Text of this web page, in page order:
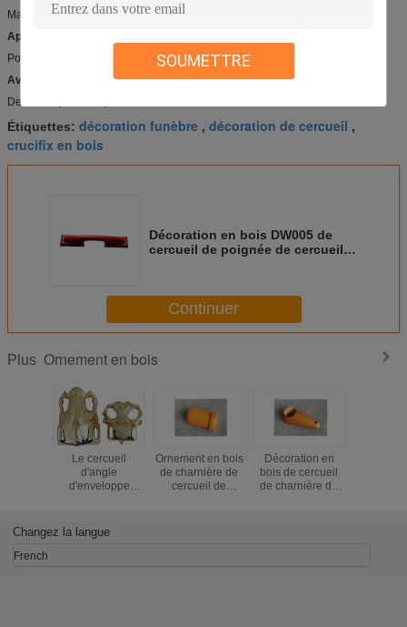
SOUMETTRE
Matériel : chêne ou hêtre
Applications :
Poignée de cercueil
Avantage compétitif :
De haute qualité et prix concurrentiel
Étiquettes: décoration funèbre , décoration de cercueil ,
crucifix en bois
Décoration en bois DW005 de
cercueil de poignée de cercueil
Continuer
Plus Ornement en bois
Le cercueil
d'angle
d'enveloppe
cercueil pour le
coin en plastique
Ornement en bois
de charnière de
cercueil de
Décoration en
bois de cercueil
de charnière de
Changez la langue
French